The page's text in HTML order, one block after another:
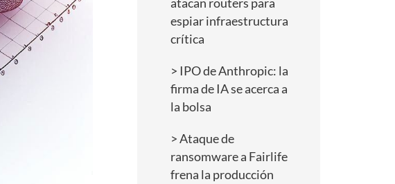
espiar infraestructura
crítica
IPO de Anthropic: la
firma de IA se acerca a
la bolsa
Ataque de
ransomware a Fairlife
frena la producción